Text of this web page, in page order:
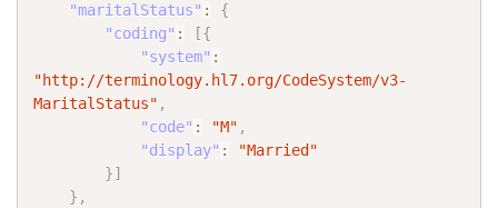
"maritalStatus" :
{
"coding" : [{
"system" :
"http://terminology.hl7.org/CodeSystem/v3-
MaritalStatus" ,
"code" : "M" ,
"display" :
"Married"
}]
} ,